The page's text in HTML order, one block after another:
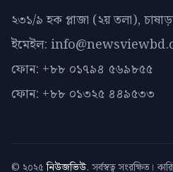
২৩১/৯ হক প্লাজা (২য় তলা),
ইমেইল:
ফোন: +৮৮ ০১৭৯৪ ৫৬৯৮৫৫
ফোন: +৮৮ ০১৩২৫ ৪৪৯৫৩৩
© ২০২৫ নিউজভিউ. সর্বস্বত্ব সংরক্ষিত।